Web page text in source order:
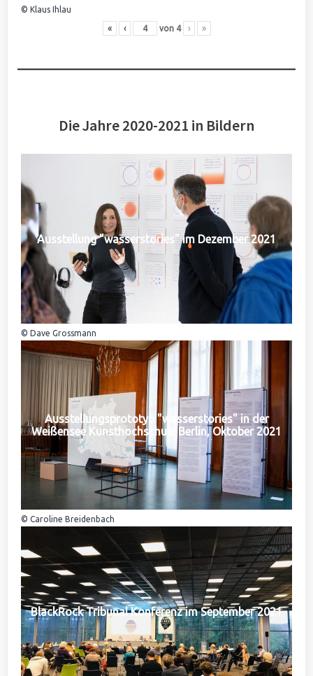
© Klaus Ihlau
« ‹ von 4 › »
Die Jahre 2020-2021 in Bildern
Ausstellung "wasserstories" im Dezember 2021
© Dave Grossmann
Ausstellungsprototyp "wasserstories" in der
Weißensee Kunsthochschule Berlin, Oktober 2021
© Caroline Breidenbach
BlackRock Tribunal Konferenz im September 2021